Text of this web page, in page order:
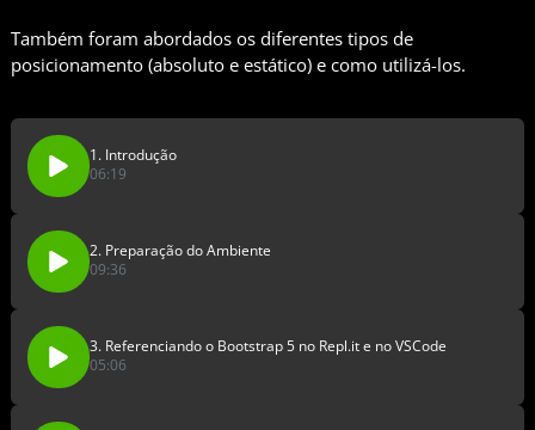
Também foram abordados os diferentes tipos de
posicionamento (absoluto e estático) e como utilizá-los.
1. Introdução
06:19
2. Preparação do Ambiente
09:36
3. Referenciando o Bootstrap 5 no Repl.it e no VSCode
05:06